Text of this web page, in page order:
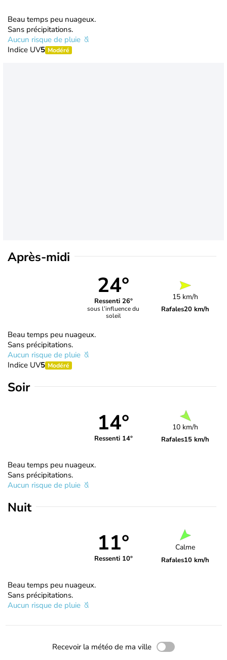
Beau temps peu nuageux.
Sans précipitations.
Aucun risque de pluie
Indice UV5 Modéré
Après-midi
24°
Ressenti 26°
sous l’influence du
soleil
15 km/h
Rafales20 km/h
Beau temps peu nuageux.
Sans précipitations.
Aucun risque de pluie
Indice UV5 Modéré
Soir
14°
Ressenti 14°
10 km/h
Rafales15 km/h
Beau temps peu nuageux.
Sans précipitations.
Aucun risque de pluie
Nuit
11°
Ressenti 10°
Calme
Rafales10 km/h
Beau temps peu nuageux.
Sans précipitations.
Aucun risque de pluie
Recevoir la météo de ma ville